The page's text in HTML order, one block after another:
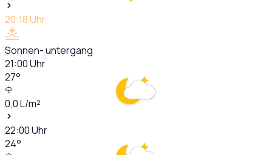
20:18Uhr
Sonnen- untergang
21:00Uhr
27°
0,0L/m²
22:00Uhr
24°